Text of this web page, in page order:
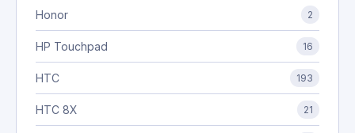
Honor 2
HP Touchpad 16
HTC 193
HTC 8X 21